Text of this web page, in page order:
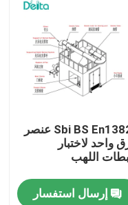
Sbi BS En13823 عنصر
واحد لاختبار
اللهب
إرسال استفسار